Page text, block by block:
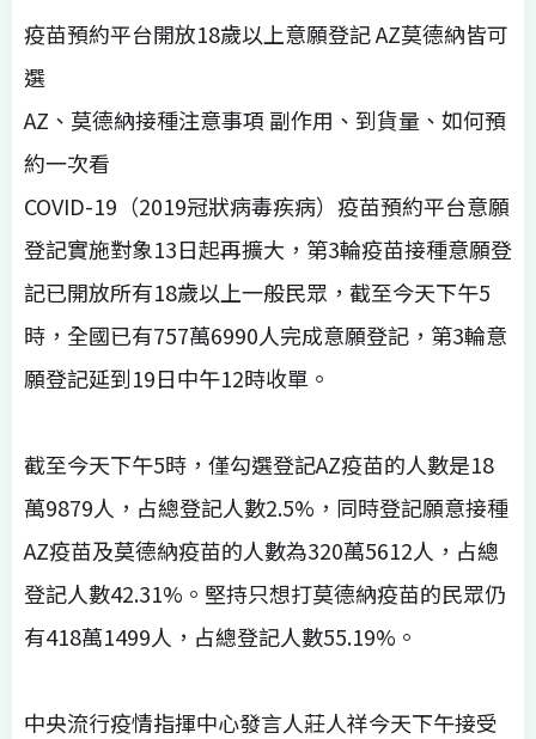
疫苗預約平台開放18歲以上意願登記 AZ莫德納皆可
選
AZ、莫德納接種注意事項 副作用、到貨量、如何預
約一次看
COVID-19（2019冠狀病毒疾病）疫苗預約平台意願
登記實施對象13日起再擴大，第3輪疫苗接種意願登
記已開放所有18歲以上一般民眾，截至今天下午5
時，全國已有757萬6990人完成意願登記，第3輪意
願登記延到19日中午12時收單。
截至今天下午5時，僅勾選登記AZ疫苗的人數是18
萬9879人，占總登記人數2.5%，同時登記願意接種
AZ疫苗及莫德納疫苗的人數為320萬5612人，占總
登記人數42.31%。堅持只想打莫德納疫苗的民眾仍
有418萬1499人，占總登記人數55.19%。
中央流行疫情指揮中心發言人莊人祥今天下午接受